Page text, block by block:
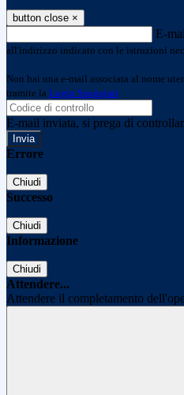
button close ×
E-
all'indirizzo indicato con le istruzioni
Non hai una e-mail associata al nome
tramite la Login Spaggiari
E-mail inviata, si prega di
Errore
Chiudi
Successo
Chiudi
Informazione
Chiudi
Attendere...
Attendere il completamento